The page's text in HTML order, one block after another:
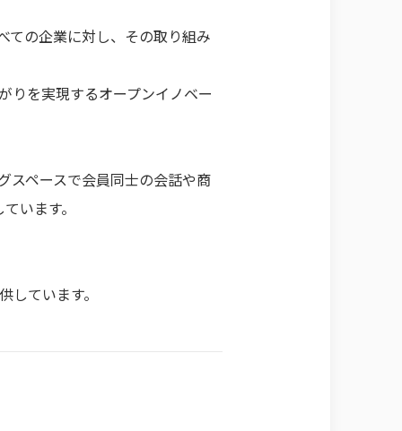
の企業に対し、その取り組み
りを実現するオープンイノベー
スペースで会員同士の会話や商
います。
ています。